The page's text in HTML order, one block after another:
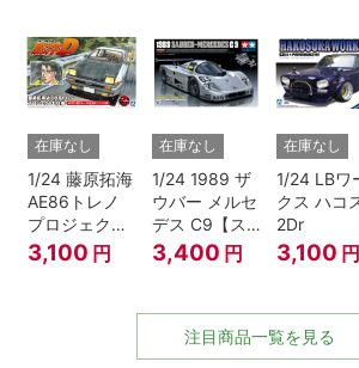
在庫なし
1/24 藤原拓海
AE86トレノ
プロジェクト
D仕様『頭文
字D』
3,100 円
在庫なし
1/24 1989 ザ
ウバー メルセ
デス C9【ス
ケール特別販
売商品】
3,400 円
在庫なし
1/24 LBワ
クス ハコ
2Dr
3,100 円
注目商品一覧を見る